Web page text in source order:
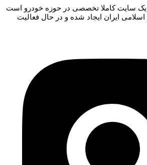
کاملا تخصصی در حوزه خودرو است
ایران ایجاد شده و در حال فعالیت